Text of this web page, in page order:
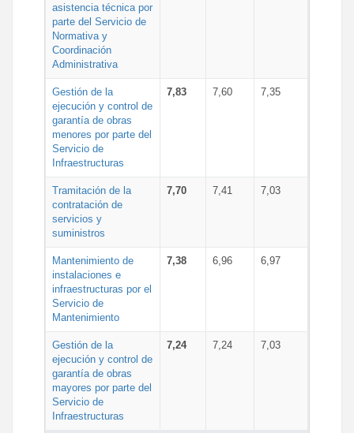
asistencia técnica por
parte del Servicio de
Normativa y
Coordinación
Administrativa
Gestión de la
ejecución y control de
garantía de obras
menores por parte del
Servicio de
Infraestructuras
7,83 7,60 7,35
Tramitación de la
contratación de
servicios y
suministros
7,70 7,41 7,03
Mantenimiento de
instalaciones e
infraestructuras por el
Servicio de
Mantenimiento
7,38 6,96 6,97
Gestión de la
ejecución y control de
garantía de obras
mayores por parte del
Servicio de
Infraestructuras
7,24 7,24 7,03